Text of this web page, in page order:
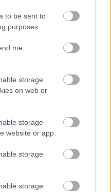
to be sent to
purposes.
me
storage
on web or
storage
website or app.
storage
storage
miesta. V tomto byte
a čisté línie vyzerajú super.